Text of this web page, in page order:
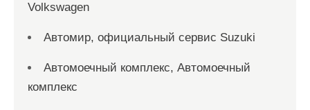
Volkswagen
Автомир, официальный сервис Suzuki
Автомоечный комплекс, Автомоечный
комплекс